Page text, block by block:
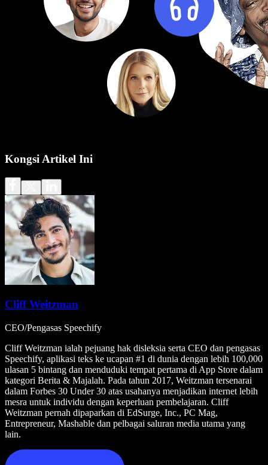
Kongsi Artikel Ini
Cliff Weitzman
CEO/Pengasas Speechify
Cliff Weitzman ialah pejuang hak disleksia serta CEO dan pengasas
Speechify, aplikasi teks ke ucapan #1 di dunia dengan lebih 100,000
ulasan 5 bintang dan menduduki tempat pertama di App Store dalam
kategori Berita & Majalah. Pada tahun 2017, Weitzman tersenarai
dalam Forbes 30 Under 30 atas usahanya menjadikan internet lebih
mesra untuk individu dengan keperluan pembelajaran. Cliff
Weitzman pernah dipaparkan di EdSurge, Inc., PC Mag,
Entrepreneur, Mashable dan pelbagai saluran media utama yang
lain.